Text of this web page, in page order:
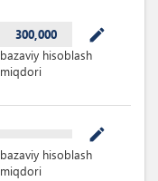
300,000 mode_edit
bazaviy hisoblash
miqdori
mode_edit
bazaviy hisoblash
miqdori